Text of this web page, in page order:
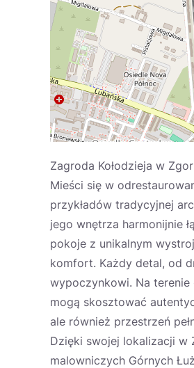
Zagroda Kołodzieja w
Mieści się w
przykładów tradycyjnej
jego wnętrza harmonijnie
pokoje z unikalnym
komfort. Każdy detal, od
wypoczynkowi. Na terenie
mogą skosztować
ale również przestrzeń
Dzięki swojej lokalizacji w
malowniczych Górnych